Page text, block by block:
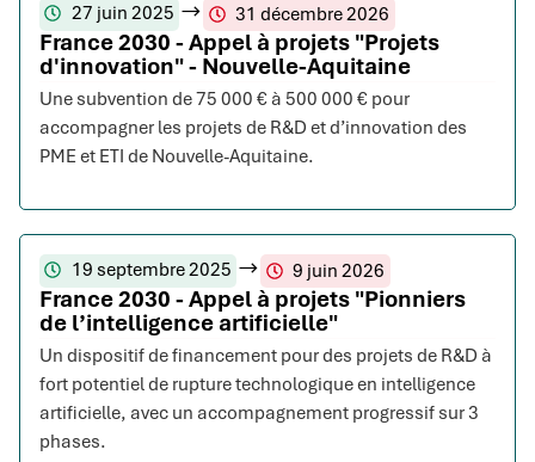
27 juin 2025 31 décembre 2026
France 2030 - Appel à projets "Projets
d'innovation" - Nouvelle-Aquitaine
Une subvention de 75 000 € à 500 000 € pour
accompagner les projets de R&D et d’innovation des
PME et ETI de Nouvelle-Aquitaine.
19 septembre 2025 9 juin 2026
France 2030 - Appel à projets "Pionniers
de l’intelligence artificielle"
Un dispositif de financement pour des projets de R&D à
fort potentiel de rupture technologique en intelligence
artificielle, avec un accompagnement progressif sur 3
phases.